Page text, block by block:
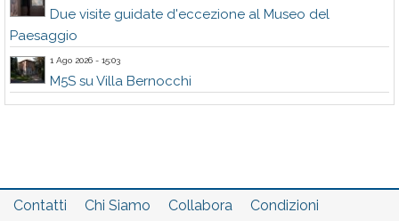
Due visite guidate d'eccezione al Museo del
Paesaggio
1 Ago 2026 - 15:03
M5S su Villa Bernocchi
Contatti Chi Siamo Collabora Condizioni